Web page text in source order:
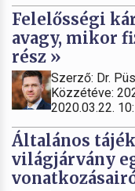
Felelősségi
avagy, mikor
rész »
Szerző: Dr.
Közzétéve:
2020.03.22.
Általános
világjárvány